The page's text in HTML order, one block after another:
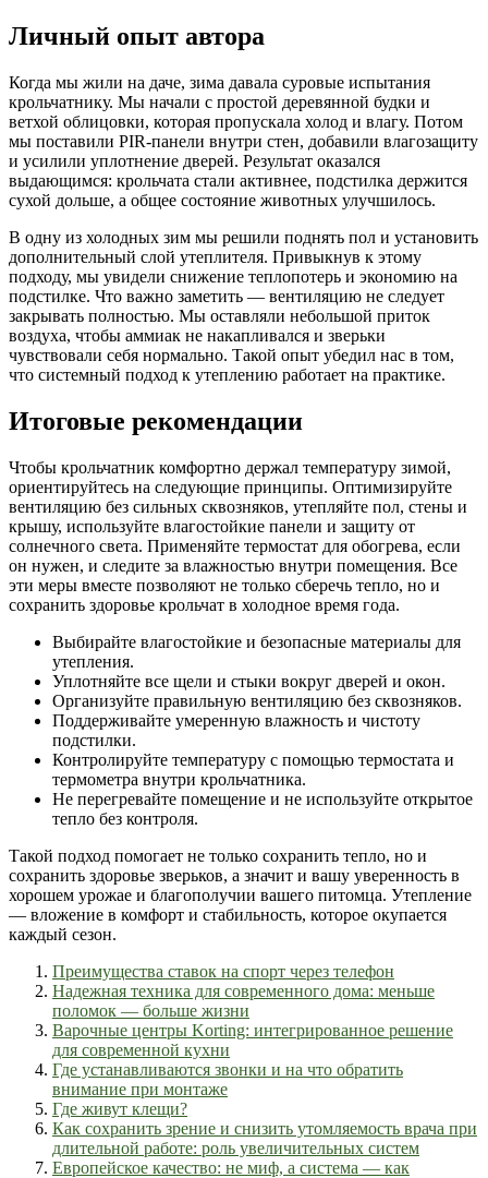
Личный опыт автора
Когда мы жили на даче, зима давала суровые испытания
крольчатнику. Мы начали с простой деревянной будки и
ветхой облицовки, которая пропускала холод и влагу. Потом
мы поставили PIR-панели внутри стен, добавили влагозащиту
и усилили уплотнение дверей. Результат оказался
выдающимся: крольчата стали активнее, подстилка держится
сухой дольше, а общее состояние животных улучшилось.
В одну из холодных зим мы решили поднять пол и установить
дополнительный слой утеплителя. Привыкнув к этому
подходу, мы увидели снижение теплопотерь и экономию на
подстилке. Что важно заметить — вентиляцию не следует
закрывать полностью. Мы оставляли небольшой приток
воздуха, чтобы аммиак не накапливался и зверьки
чувствовали себя нормально. Такой опыт убедил нас в том,
что системный подход к утеплению работает на практике.
Итоговые рекомендации
Чтобы крольчатник комфортно держал температуру зимой,
ориентируйтесь на следующие принципы. Оптимизируйте
вентиляцию без сильных сквозняков, утепляйте пол, стены и
крышу, используйте влагостойкие панели и защиту от
солнечного света. Применяйте термостат для обогрева, если
он нужен, и следите за влажностью внутри помещения. Все
эти меры вместе позволяют не только сберечь тепло, но и
сохранить здоровье крольчат в холодное время года.
Выбирайте влагостойкие и безопасные материалы для
утепления.
Уплотняйте все щели и стыки вокруг дверей и окон.
Организуйте правильную вентиляцию без сквозняков.
Поддерживайте умеренную влажность и чистоту
подстилки.
Контролируйте температуру с помощью термостата и
термометра внутри крольчатника.
Не перегревайте помещение и не используйте открытое
тепло без контроля.
Такой подход помогает не только сохранить тепло, но и
сохранить здоровье зверьков, а значит и вашу уверенность в
хорошем урожае и благополучии вашего питомца. Утепление
— вложение в комфорт и стабильность, которое окупается
каждый сезон.
Преимущества ставок на спорт через телефон
Надежная техника для современного дома: меньше
поломок — больше жизни
Варочные центры Korting: интегрированное решение
для современной кухни
Где устанавливаются звонки и на что обратить
внимание при монтаже
Где живут клещи?
Как сохранить зрение и снизить утомляемость врача при
длительной работе: роль увеличительных систем
Европейское качество: не миф, а система — как